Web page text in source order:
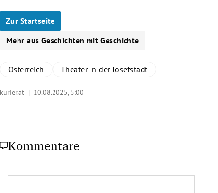
Zur Startseite
Mehr aus Geschichten mit Geschichte
Österreich Theater in der Josefstadt
kurier.at | 10.08.2025, 5:00
Kommentare